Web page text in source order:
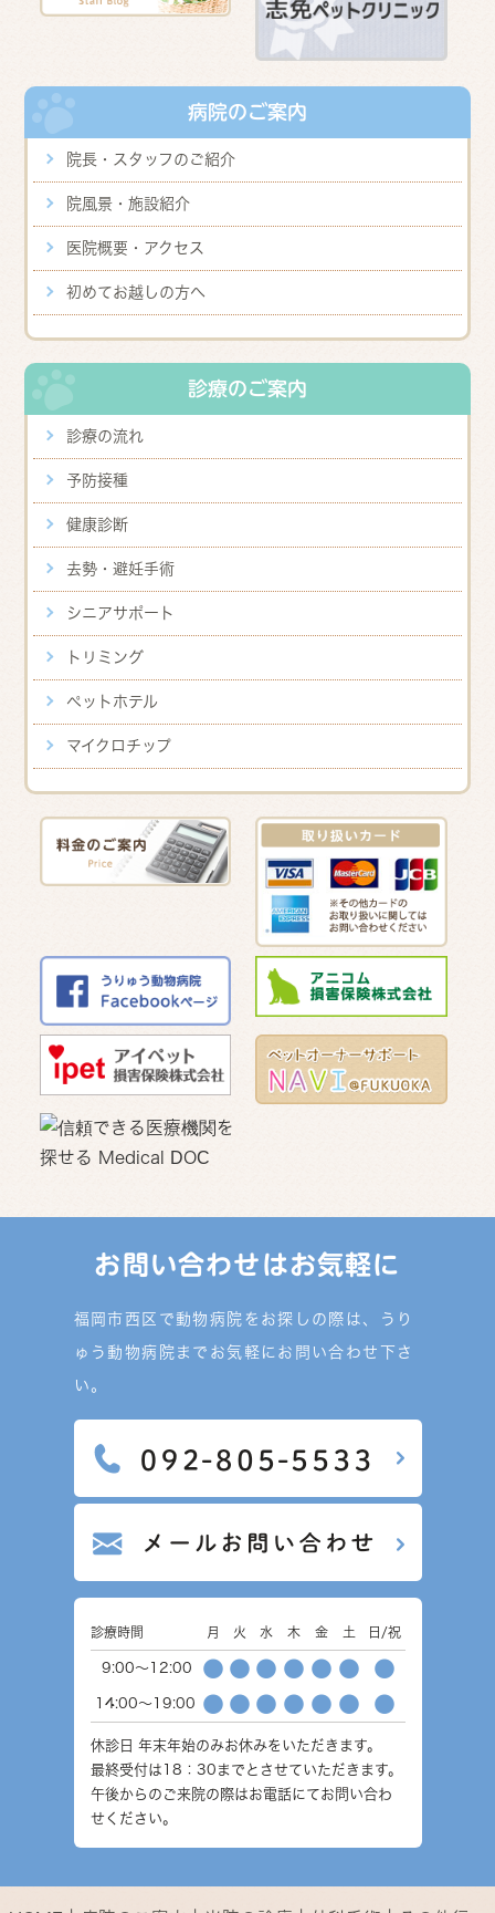
病院のご案内
院長・スタッフのご紹介
院風景・施設紹介
医院概要・アクセス
初めてお越しの方へ
診療のご案内
診療の流れ
予防接種
健康診断
去勢・避妊手術
シニアサポート
トリミング
ペットホテル
マイクロチップ
お問い合わせはお気軽に
福岡市西区で動物病院をお探しの際は、うり
ゅう動物病院までお気軽にお問い合わせ下さ
い。
診療時間 月 火 水 木 金 土 日/祝
9:00～12:00 ● ● ● ● ● ● ●
14:00～19:00 ● ● ● ● ● ● ●
休診日 年末年始のみお休みをいただきます。
最終受付は18：30までとさせていただきます。
午後からのご来院の際はお電話にてお問い合わ
せください。